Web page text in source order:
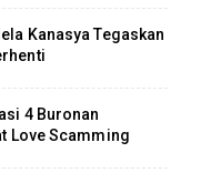
Kanasya Tegaskan
4 Buronan
Love Scamming